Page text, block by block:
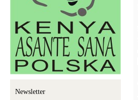
Newsletter